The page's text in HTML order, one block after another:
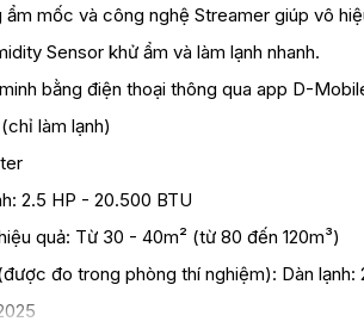
mốc và công nghệ Streamer giúp vô
Sensor khử ẩm và làm lạnh nhanh.
bằng điện thoại thông qua app D-
làm lạnh)
2.5 HP - 20.500 BTU
quả: Từ 30 - 40m² (từ 80 đến 120m³)
đo trong phòng thí nghiệm): Dàn